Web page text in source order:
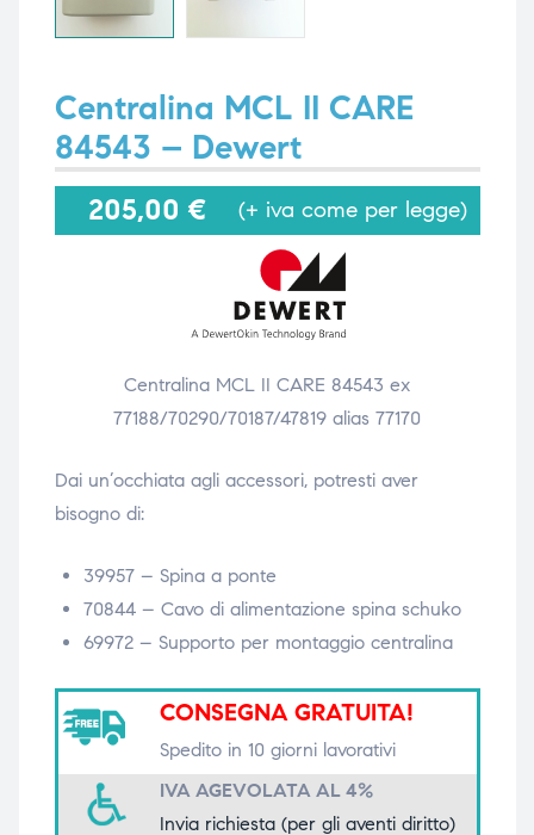
Centralina MCL II CARE
84543 – Dewert
205,00 € (+ iva come per legge)
Centralina MCL II CARE 84543 ex
77188/70290/70187/47819 alias 77170
Dai un’occhiata agli accessori, potresti aver
bisogno di:
39957 – Spina a ponte
70844 – Cavo di alimentazione spina schuko
69972 – Supporto per montaggio centralina
CONSEGNA GRATUITA!
Spedito in 10 giorni lavorativi
IVA AGEVOLATA AL 4%
Invia richiesta (per gli aventi diritto)